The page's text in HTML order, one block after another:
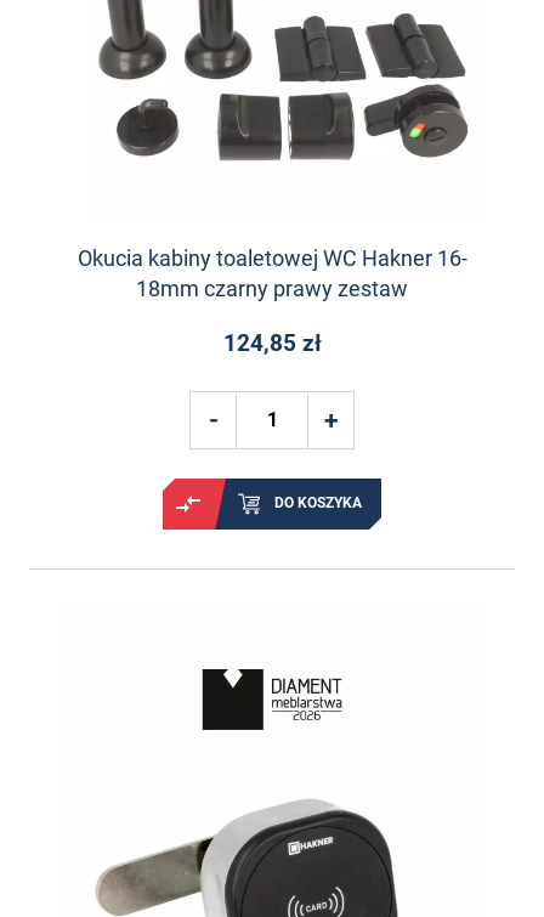
Okucia kabiny toaletowej WC Hakner 16-
18mm czarny prawy zestaw
124,85 zł
DO KOSZYKA